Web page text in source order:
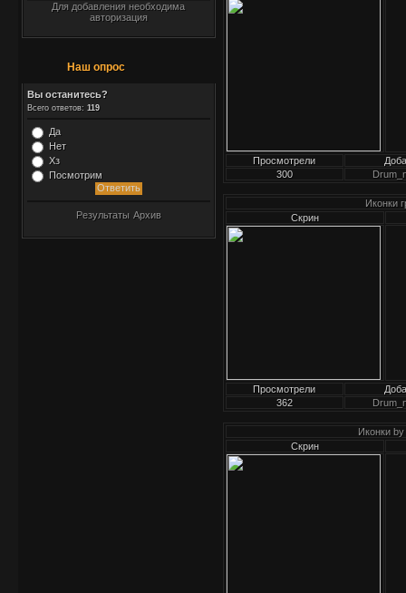
Для добавления необходима
авторизация
Наш опрос
Вы останитесь?
Всего ответов: 119
Да
Нет
Хз
Посмотрим
Результаты Архив
Просмотрели
300
Иконки
Скрин
Просмотрели
362
Иконки
Скрин